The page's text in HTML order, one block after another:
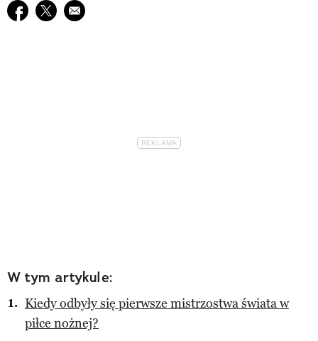
Udostępnij na facebook
Udostępnij na twitter
E-mail do przyjaciela
W tym artykule:
Kiedy odbyły się pierwsze mistrzostwa świata w
piłce nożnej?